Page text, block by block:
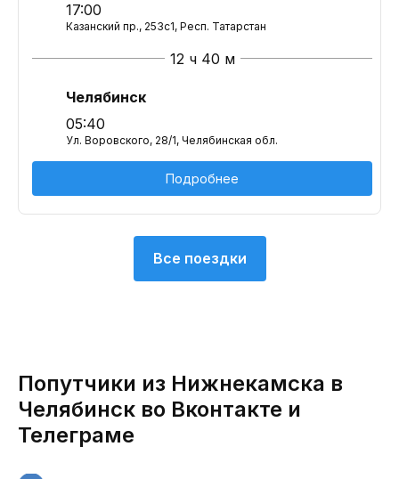
17:00
Казанский пр., 253с1, Респ. Татарстан
12 ч 40 м
Челябинск
05:40
Ул. Воровского, 28/1, Челябинская обл.
Подробнее
Все поездки
Попутчики из Нижнекамска в
Челябинск во Вконтакте и
Телеграме